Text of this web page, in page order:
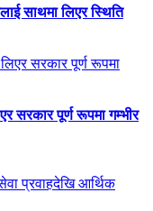
साथमा लिएर स्थिति
सरकार पूर्ण रूपमा गम्भीर